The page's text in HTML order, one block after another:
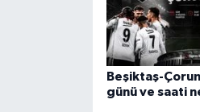
Beşiktaş-
günü ve saati